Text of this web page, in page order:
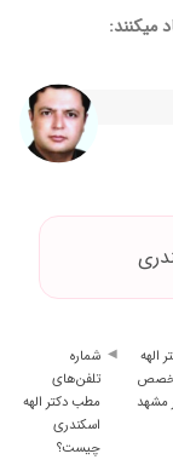
میکنند:
الهه
مشهد
شماره
تلفن‌های
مطب دکتر الهه
اسکندری
چیست؟